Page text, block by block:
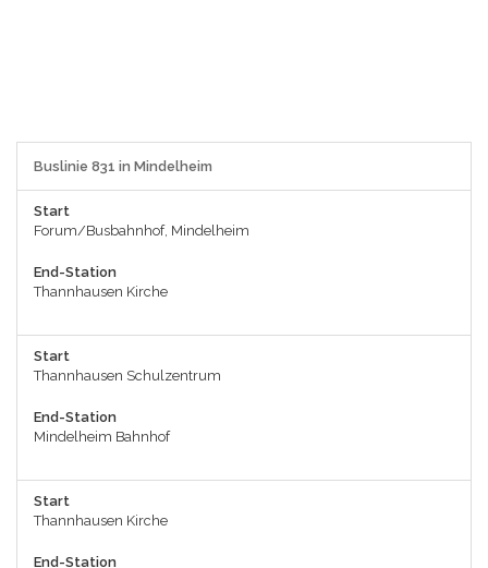
Buslinie 831 in Mindelheim
Start
Forum/Busbahnhof, Mindelheim
End-Station
Thannhausen Kirche
Start
Thannhausen Schulzentrum
End-Station
Mindelheim Bahnhof
Start
Thannhausen Kirche
End-Station